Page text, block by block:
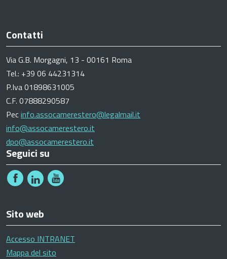
Contatti
Via G.B. Morgagni, 13 - 00161 Roma
Tel.: +39 06 44231314
P.Iva 01898631005
C.F. 07888290587
Pecinfo.assocamerestero@legalmail.it
info@assocamerestero.it
dpo@assocamerestero.it
Seguici su
Sito web
Accesso INTRANET
Mappa del sito